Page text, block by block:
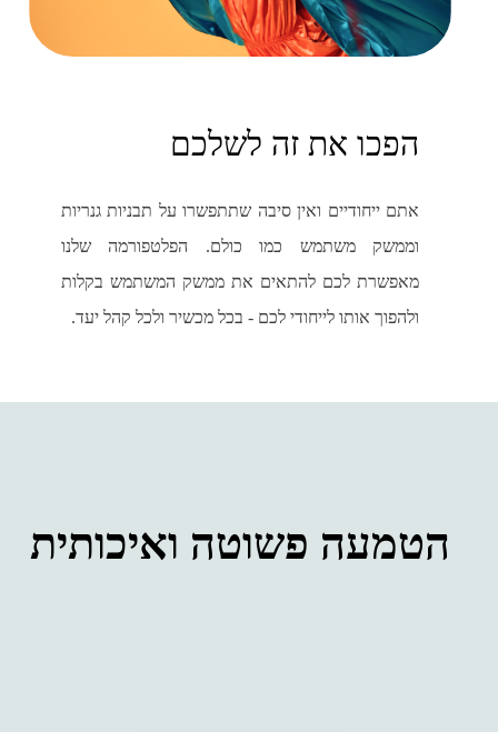
הפכו את זה לשלכם
אתם ייחודיים ואין סיבה שתתפשרו על תבניות גנריות
וממשק משתמש כמו כולם. הפלטפורמה שלנו
מאפשרת לכם להתאים את ממשק המשתמש בקלות
ולהפוך אותו לייחודי לכם - בכל מכשיר ולכל קהל יעד.
הטמעה פשוטה ואיכותית